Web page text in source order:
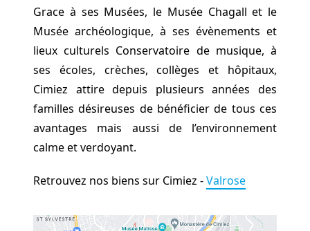
Grace à ses Musées, le Musée Chagall et le
Musée archéologique, à ses évènements et
lieux culturels Conservatoire de musique, à
ses écoles, crèches, collèges et hôpitaux,
Cimiez attire depuis plusieurs années des
familles désireuses de bénéficier de tous ces
avantages mais aussi de l’environnement
calme et verdoyant.
Retrouvez nos biens sur Cimiez -Valrose